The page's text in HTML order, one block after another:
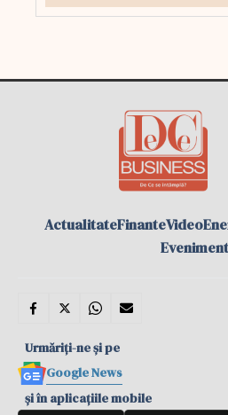
ActualitateFinanteVideo
Urmăriți-ne și pe
Google News
și în aplicațiile mobile